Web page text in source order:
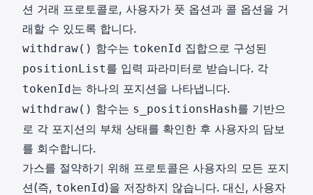
션 거래 프로토콜로, 사용자가 풋 옵션과 콜 옵션을 거
래할 수 있도록 합니다.
withdraw() 함수는 tokenId 집합으로 구성된
positionList를 입력 파라미터로 받습니다. 각
tokenId는 하나의 포지션을 나타냅니다.
withdraw() 함수는 s_positionsHash를 기반으
로 각 포지션의 부채 상태를 확인한 후 사용자의 담보
를 회수합니다.
가스를 절약하기 위해 프로토콜은 사용자의 모든 포지
션(즉, tokenId)을 저장하지 않습니다. 대신, 사용자